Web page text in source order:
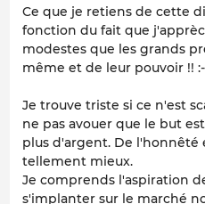
Ce que je retiens de cette
fonction du fait que
modestes que les grands
même et de leur pouvoir !!
Je trouve triste si ce n'est
ne pas avouer que le but
plus d'argent. De l'honnêté
tellement mieux.
Je comprends l'aspiration
s'implanter sur le marché